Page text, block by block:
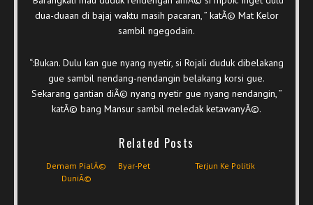
dua-duaan di bajaj waktu masih pacaran, ” katÃ© Mat Kelor
sambil ngegodain.
“:Bukan. Dulu kan gue nyang nyetir, si Rojali duduk dibelakang
gue sambil nendang-nendangin belakang korsi gue.
Sekarang gantian diÃ© nyang nyetir gue nyang nendangin, ”
katÃ© bang Mansur sambil meledak ketawanyÃ©.
Related Posts
Demam PialÃ©
DuniÃ©
Byar-Pet Terjun Ke Politik